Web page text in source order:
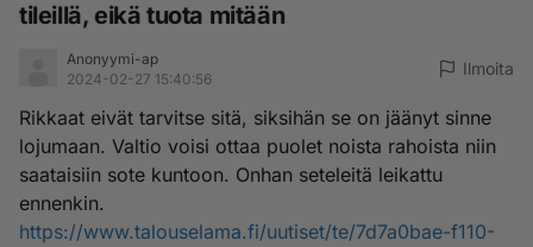
tileillä, eikä tuota mitään
Anonyymi-ap
2024-02-27 15:40:56
Ilmoita
Rikkaat eivät tarvitse sitä, siksihän se on jäänyt sinne
lojumaan. Valtio voisi ottaa puolet noista rahoista niin
saataisiin sote kuntoon. Onhan seteleitä leikattu
ennenkin.
https://www.talouselama.fi/uutiset/te/7d7a0bae-f110-